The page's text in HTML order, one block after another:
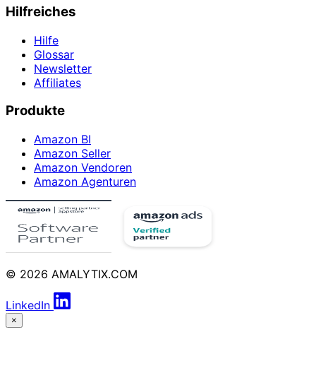
Hilfreiches
Hilfe
Glossar
Newsletter
Affiliates
Produkte
Amazon BI
Amazon Seller
Amazon Vendoren
Amazon Agenturen
© 2026 AMALYTIX.COM
LinkedIn
×